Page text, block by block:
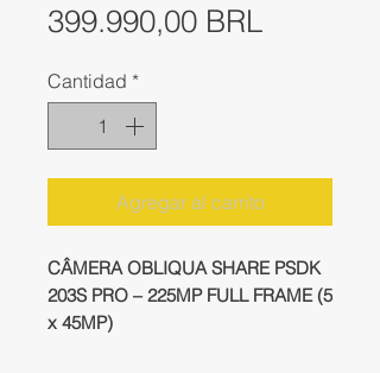
399.990,00 BRLPrecio
Cantidad *
Agregar al carrito
CÂMERA OBLIQUA SHARE PSDK
203S PRO – 225MP FULL FRAME (5
x 45MP)